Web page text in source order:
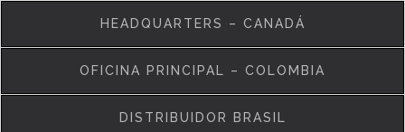
HEADQUARTERS – CANADÁ
OFICINA PRINCIPAL – COLOMBIA
DISTRIBUIDOR BRASIL